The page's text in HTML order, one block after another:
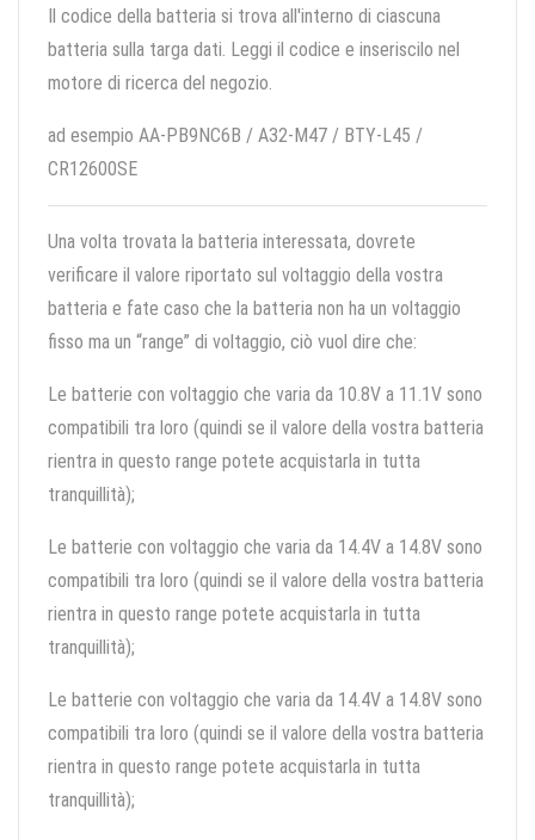
Il codice della batteria si trova all'interno di ciascuna
batteria sulla targa dati. Leggi il codice e inseriscilo nel
motore di ricerca del negozio.
ad esempio AA-PB9NC6B / A32-M47 / BTY-L45 /
CR12600SE
Una volta trovata la batteria interessata, dovrete
verificare il valore riportato sul voltaggio della vostra
batteria e fate caso che la batteria non ha un voltaggio
fisso ma un “range” di voltaggio, ciò vuol dire che:
Le batterie con voltaggio che varia da 10.8V a 11.1V sono
compatibili tra loro (quindi se il valore della vostra batteria
rientra in questo range potete acquistarla in tutta
tranquillità);
Le batterie con voltaggio che varia da 14.4V a 14.8V sono
compatibili tra loro (quindi se il valore della vostra batteria
rientra in questo range potete acquistarla in tutta
tranquillità);
Le batterie con voltaggio che varia da 14.4V a 14.8V sono
compatibili tra loro (quindi se il valore della vostra batteria
rientra in questo range potete acquistarla in tutta
tranquillità);